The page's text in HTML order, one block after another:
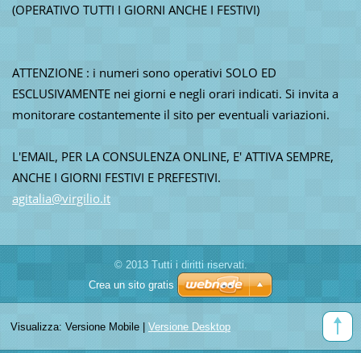
(OPERATIVO TUTTI I GIORNI ANCHE I FESTIVI)
ATTENZIONE : i numeri sono operativi SOLO ED
ESCLUSIVAMENTE nei giorni e negli orari indicati. Si invita a
monitorare costantemente il sito per eventuali variazioni.
L'EMAIL, PER LA CONSULENZA ONLINE, E' ATTIVA SEMPRE,
ANCHE I GIORNI FESTIVI E PREFESTIVI.
agitalia@virgilio.it
© 2013 Tutti i diritti riservati.
Crea un sito gratis
Visualizza: Versione Mobile| Versione Desktop